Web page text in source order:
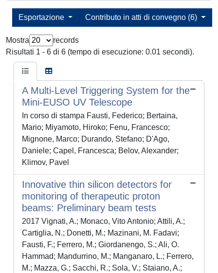
Contributo in atti di convegno (6)
Esportazione
Mostra
records
Risultati 1 - 6 di 6 (tempo di esecuzione: 0.01 secondi).
A Multi-Level Triggering System for the
Mini-EUSO UV Telescope
In corso di stampa Fausti, Federico; Bertaina,
Mario; Miyamoto, Hiroko; Fenu, Francesco;
Mignone, Marco; Durando, Stefano; D'Ago,
Daniele; Capel, Francesca; Belov, Alexander;
Klimov, Pavel
Innovative thin silicon detectors for
monitoring of therapeutic proton
beams: Preliminary beam tests
2017 Vignati, A.; Monaco, Vito Antonio; Attili, A.;
Cartiglia, N.; Donetti, M.; Mazinani, M. Fadavi;
Fausti, F.; Ferrero, M.; Giordanengo, S.; Ali, O.
Hammad; Mandurrino, M.; Manganaro, L.; Ferrero,
M.; Mazza, G.; Sacchi, R.; Sola, V.; Staiano, A.;